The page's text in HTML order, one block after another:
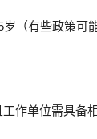
（有些政策可
作单位需具备